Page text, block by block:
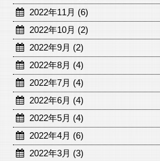
2022年11月 (6)
2022年10月 (2)
2022年9月 (2)
2022年8月 (4)
2022年7月 (4)
2022年6月 (4)
2022年5月 (4)
2022年4月 (6)
2022年3月 (3)